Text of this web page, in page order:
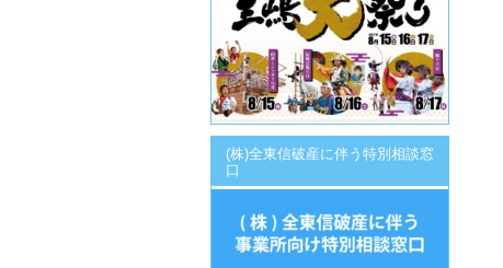
(株)全東信破産に伴う特別相談窓
口